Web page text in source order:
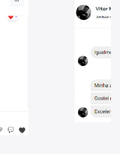
disciplinas básicas e
Edital 001/2022;
em